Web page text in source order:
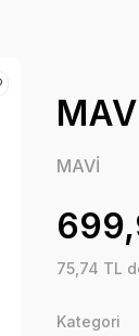
MAVİ
75,74 TL
Kategori